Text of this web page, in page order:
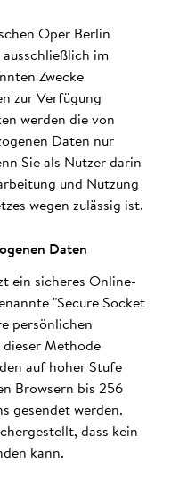
Oper Berlin
im
Zwecke
zur Verfügung
werden die von
Daten nur
Sie als Nutzer darin
und Nutzung
wegen zulässig ist.
Daten
ein sicheres Online-
"Secure Socket
persönlichen
Methode
auf hoher Stufe
Browsern bis 256
gesendet werden.
dass kein
kann.